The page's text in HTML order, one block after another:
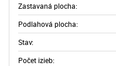
Zastavaná plocha:
Podlahová plocha:
Stav:
Počet izieb: